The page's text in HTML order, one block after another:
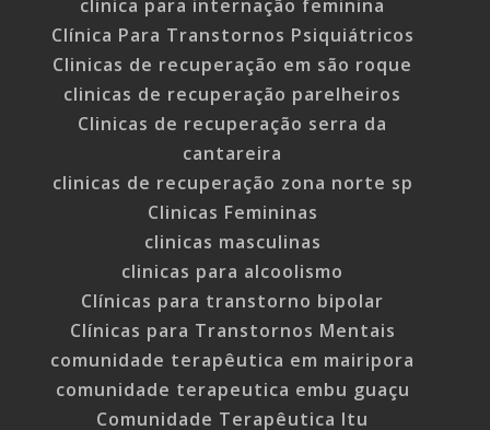
clinica para internação feminina
Clínica Para Transtornos Psiquiátricos
Clinicas de recuperação em são roque
clinicas de recuperação parelheiros
Clinicas de recuperação serra da
cantareira
clinicas de recuperação zona norte sp
Clinicas Femininas
clinicas masculinas
clinicas para alcoolismo
Clínicas para transtorno bipolar
Clínicas para Transtornos Mentais
comunidade terapêutica em mairipora
comunidade terapeutica embu guaçu
Comunidade Terapêutica Itu